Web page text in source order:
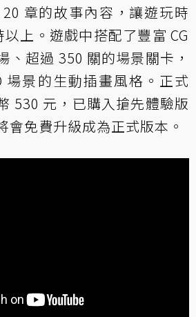
章的故事內容，讓遊玩時
上。遊戲中搭配了豐富 CG
、超過 350 關的場景關卡，
場景的生動插畫風格。正式
530 元，已購入搶先體驗版
會免費升級成為正式版本。